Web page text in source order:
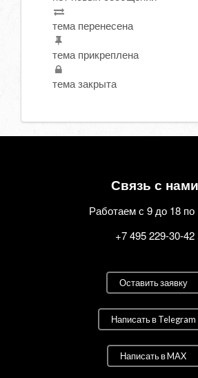
тема перенесена
тема прикреплена
тема закрыта
Связь с нами
Работаем с 9 до 18
+7 495 229-30-42
Оставить заявку
Написать в Telegram
Написать в MAX